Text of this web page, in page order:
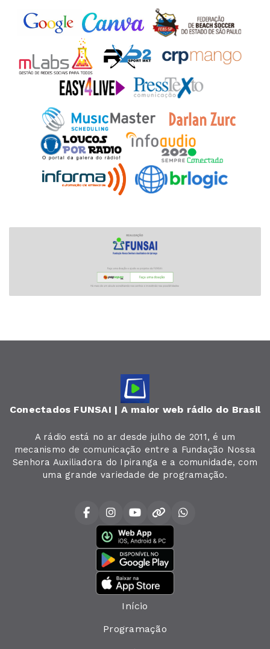
Conectados FUNSAI | A maior web rádio do Brasil
A rádio está no ar desde julho de 2011, é um
mecanismo de comunicação entre a Fundação Nossa
Senhora Auxiliadora do Ipiranga e a comunidade, com
uma grande variedade de programação.
Início
Programação